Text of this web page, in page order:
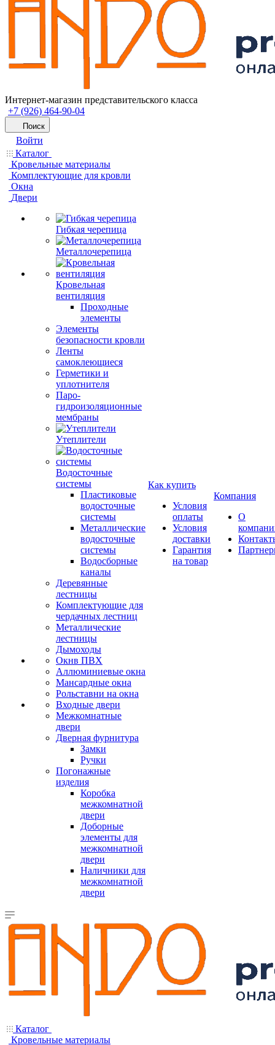
Интернет-магазин представительского класса
+7 (926) 464-90-04
Поиск
Войти
Каталог
Кровельные материалы
Комплектующие для кровли
Окна
Двери
Гибкая черепица
Металлочерепица
Кровельная
вентиляция
Проходные
элементы
Элементы
безопасности кровли
Ленты
самоклеющиеся
Герметики и
уплотнителя
Паро-
гидроизоляционные
мембраны
Утеплители
Водосточные
системы
Пластиковые
водосточные
системы
Металлические
водосточные
системы
Водосборные
каналы
Деревянные
лестницы
Комплектующие для
чердачных лестниц
Металлические
лестницы
Дымоходы
Окнв ПВХ
Аллюминиевые окна
Мансардные окна
Рольставни на окна
Входные двери
Межкомнатные
двери
Дверная фурнитура
Замки
Ручки
Погонажные
изделия
Коробка
межкомнатной
двери
Доборные
элементы для
межкомнатной
двери
Наличники для
межкомнатной
двери
Как купить
Условия
оплаты
Условия
доставки
Гарантия
на товар
Компания
О
Каталог
Кровельные материалы